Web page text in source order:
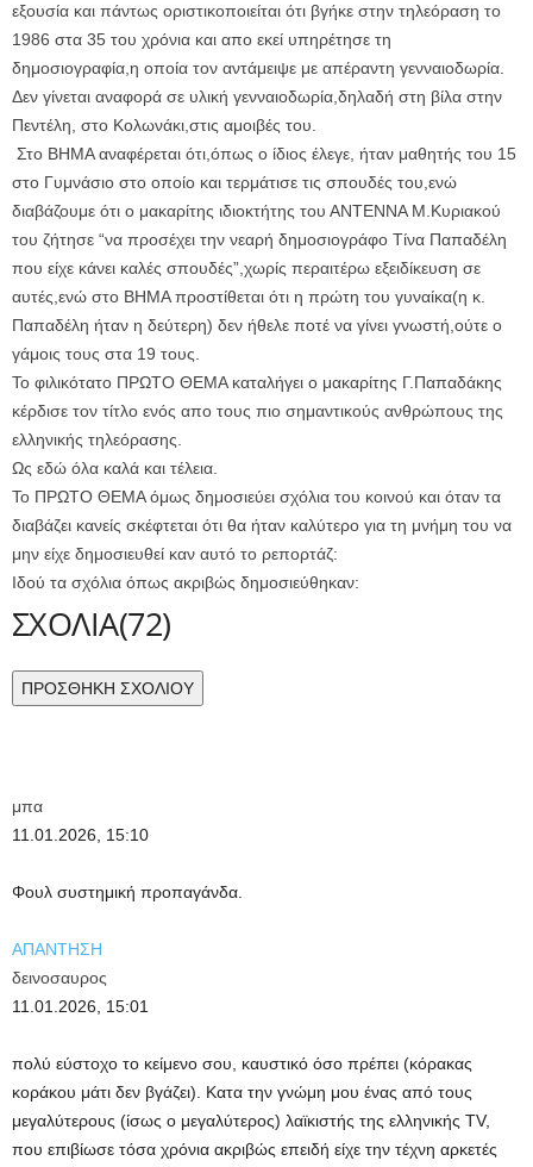
εξουσία και πάντως οριστικοποιείται ότι βγήκε στην τηλεόραση το
1986 στα 35 του χρόνια και απο εκεί υπηρέτησε τη
δημοσιογραφία,η οποία τον αντάμειψε με απέραντη γενναιοδωρία.
Δεν γίνεται αναφορά σε υλική γενναιοδωρία,δηλαδή στη βίλα στην
Πεντέλη, στο Κολωνάκι,στις αμοιβές του.
Στο ΒΗΜΑ αναφέρεται ότι,όπως ο ίδιος έλεγε, ήταν μαθητής του 15
στο Γυμνάσιο στο οποίο και τερμάτισε τις σπουδές του,ενώ
διαβάζουμε ότι ο μακαρίτης ιδιοκτήτης του ΑΝΤΕΝΝΑ Μ.Κυριακού
του ζήτησε “να προσέχει την νεαρή δημοσιογράφο Τίνα Παπαδέλη
που είχε κάνει καλές σπουδές”,χωρίς περαιτέρω εξειδίκευση σε
αυτές,ενώ στο ΒΗΜΑ προστίθεται ότι η πρώτη του γυναίκα(η κ.
Παπαδέλη ήταν η δεύτερη) δεν ήθελε ποτέ να γίνει γνωστή,ούτε ο
γάμοις τους στα 19 τους.
Το φιλικότατο ΠΡΩΤΟ ΘΕΜΑ καταλήγει ο μακαρίτης Γ.Παπαδάκης
κέρδισε τον τίτλο ενός απο τους πιο σημαντικούς ανθρώπους της
ελληνικής τηλεόρασης.
Ως εδώ όλα καλά και τέλεια.
Το ΠΡΩΤΟ ΘΕΜΑ όμως δημοσιεύει σχόλια του κοινού και όταν τα
διαβάζει κανείς σκέφτεται ότι θα ήταν καλύτερο για τη μνήμη του να
μην είχε δημοσιευθεί καν αυτό το ρεπορτάζ:
Ιδού τα σχόλια όπως ακριβώς δημοσιεύθηκαν:
ΣΧΟΛΙΑ(72)
ΠΡΟΣΘΗΚΗ ΣΧΟΛΙΟΥ
μπα
11.01.2026, 15:10
Φουλ συστημική προπαγάνδα.
ΑΠΑΝΤΗΣΗ
δεινοσαυρος
11.01.2026, 15:01
πολύ εύστοχο το κείμενο σου, καυστικό όσο πρέπει (κόρακας
κοράκου μάτι δεν βγάζει). Κατα την γνώμη μου ένας από τους
μεγαλύτερους (ίσως ο μεγαλύτερος) λαϊκιστής της ελληνικής TV,
που επιβίωσε τόσα χρόνια ακριβώς επειδή είχε την τέχνη αρκετές